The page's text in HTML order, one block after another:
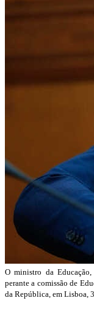
O ministro da
perante a comissão de
da República, em Lisboa,